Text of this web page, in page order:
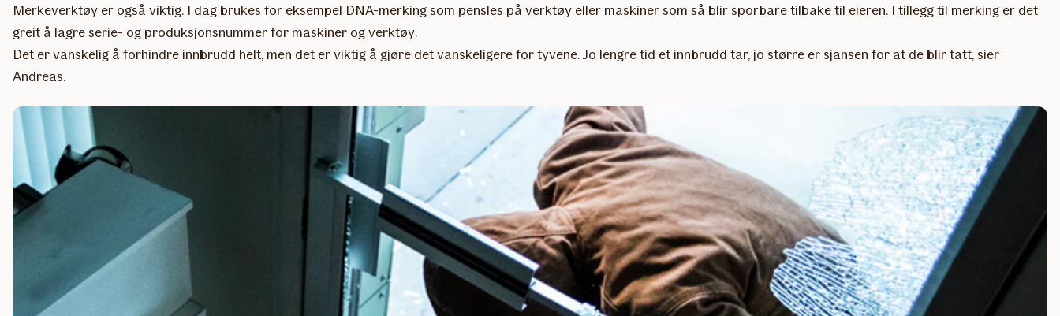
Merkeverktøy er også viktig. I dag brukes for eksempel DNA-merking som pensles på verktøy eller maskiner som så blir sporbare tilbake til eieren. I tillegg til merking er det
greit å lagre serie- og produksjonsnummer for maskiner og verktøy.
Det er vanskelig å forhindre innbrudd helt, men det er viktig å gjøre det vanskeligere for tyvene. Jo lengre tid et innbrudd tar, jo større er sjansen for at de blir tatt, sier
Andreas.